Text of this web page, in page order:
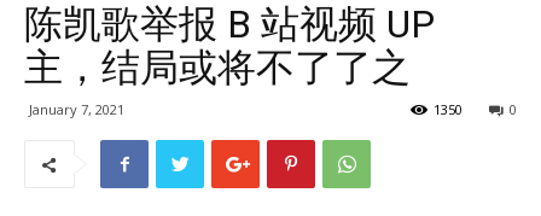
陈凯歌举报 B 站视频 UP
主，结局或将不了了之
January 7, 2021 0
1350